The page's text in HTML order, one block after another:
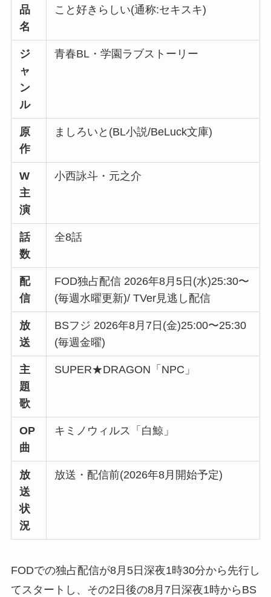
品
名
こと好きらしい(通称:セキスキ)
ジ
ャ
ン
ル
青春BL・学園ラブストーリー
原
作
ましろいと(BL小説/BeLuck文庫)
W
主
演
小西詠斗・元之介
話
数
全8話
配
信
FOD独占配信 2026年8月5日(水)25:30〜
(毎週水曜更新)/ TVer見逃し配信
放
送
BSフジ 2026年8月7日(金)25:00〜25:30
(毎週金曜)
主
題
歌
SUPER★DRAGON「NPC」
OP
曲
キミノウィルス「白鯨」
放
送
状
況
放送・配信前(2026年8月開始予定)
FODでの独占配信が8月5日深夜1時30分から先行し
てスタートし、その2日後の8月7日深夜1時からBS